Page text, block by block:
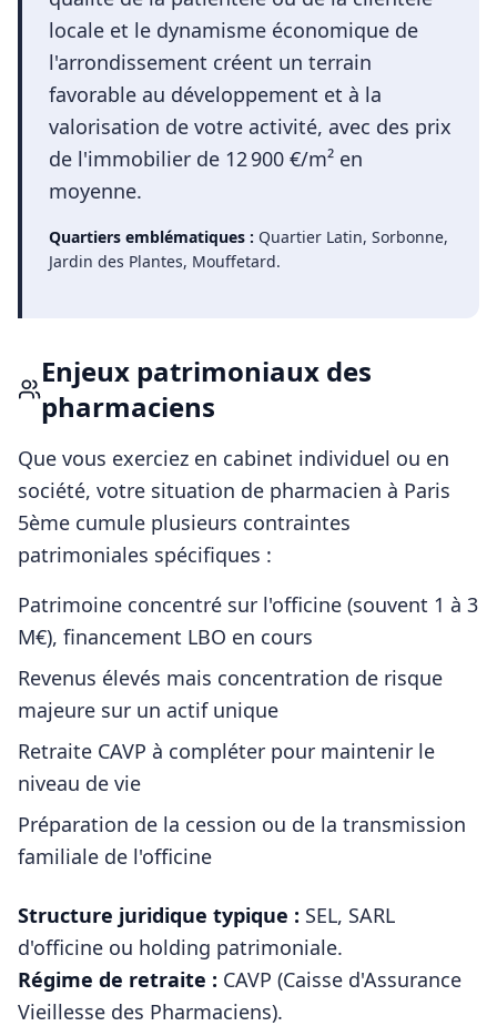
locale et le dynamisme économique de
l'arrondissement créent un terrain
favorable au développement et à la
valorisation de votre activité, avec des prix
de l'immobilier de 12 900 €/m² en
moyenne.
Quartiers emblématiques : Quartier Latin, Sorbonne,
Jardin des Plantes, Mouffetard.
Enjeux patrimoniaux des
pharmaciens
Que vous exerciez en cabinet individuel ou en
société, votre situation de pharmacien à Paris
5ème cumule plusieurs contraintes
patrimoniales spécifiques :
Patrimoine concentré sur l'officine (souvent 1 à 3
M€), financement LBO en cours
Revenus élevés mais concentration de risque
majeure sur un actif unique
Retraite CAVP à compléter pour maintenir le
niveau de vie
Préparation de la cession ou de la transmission
familiale de l'officine
Structure juridique typique : SEL, SARL
d'officine ou holding patrimoniale.
Régime de retraite : CAVP (Caisse d'Assurance
Vieillesse des Pharmaciens).